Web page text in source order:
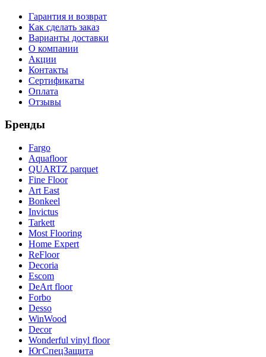
Гарантия и возврат
Как сделать заказ
Варианты доставки
О компании
Акции
Контакты
Сертификаты
Оплата
Отзывы
Бренды
Fargo
Aquafloor
QUARTZ parquet
Fine Floor
Art East
Bonkeel
Invictus
Tarkett
Most Flooring
Home Expert
ReFloor
Decoria
Escom
DeArt floor
Forbo
Desso
WinWood
Decor
Wonderful vinyl floor
ЮгСпецЗащита